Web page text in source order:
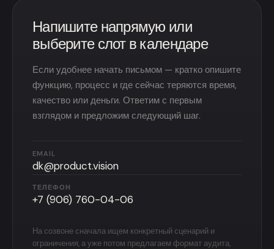
Напишите напрямую или
выберите слот в календаре
Если удобнее начать письмом — кратко опишите
функцию, процесс и где сейчас теряются время,
качество или деньги. Ответим с первым
взглядом и предложим следующий шаг.
EMAIL
dk@product.vision
ТЕЛЕФОН
+7 (906) 760-04-06
На созвоне сначала ищем конкретный сценарий и
ограничения, а уже потом предлагаем формат аудита,